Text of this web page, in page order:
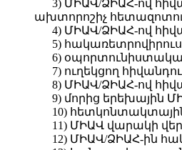
3) ՄԻԱՎ/ՁԻԱՀ-ով
ախտորոշիչ
4) ՄԻԱՎ/ՁԻԱՀ-ով
5)
6)
7) ուղեկցող
8) ՄԻԱՎ/ՁԻԱՀ-ով
9) մորից երեխային
10)
11) ՄԻԱՎ վարակի
12) ՄԻԱՎ/ՁԻԱՀ-ին